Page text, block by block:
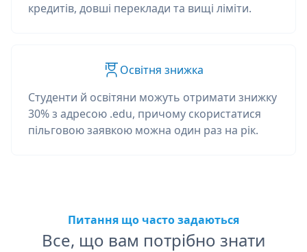
кредитів, довші переклади та вищі ліміти.
Освітня знижка
Студенти й освітяни можуть отримати знижку
30% з адресою .edu, причому скористатися
пільговою заявкою можна один раз на рік.
Питання що часто задаються
Все, що вам потрібно знати